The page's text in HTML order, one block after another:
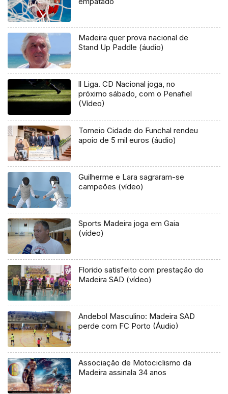
Madeira quer prova nacional de
Stand Up Paddle (áudio)
ll Liga. CD Nacional joga, no
próximo sábado, com o Penafiel
(Vídeo)
Torneio Cidade do Funchal rendeu
apoio de 5 mil euros (áudio)
Guilherme e Lara sagraram-se
campeões (vídeo)
Sports Madeira joga em Gaia
(vídeo)
Florido satisfeito com prestação do
Madeira SAD (vídeo)
Andebol Masculino: Madeira SAD
perde com FC Porto (Áudio)
Associação de Motociclismo da
Madeira assinala 34 anos